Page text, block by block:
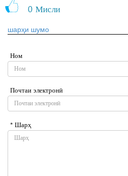
0 Мисли
шарҳи шумо
Ном
Почтаи электронӣ
* Шарҳ